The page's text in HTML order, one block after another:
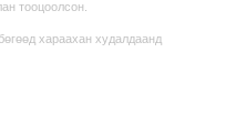
тооцоолсон.
хараахан худалдаанд